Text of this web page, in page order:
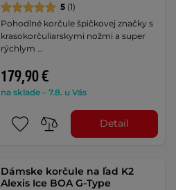
5 (1)
Pohodlné korčule špičkovej značky s
krasokorčuliarskymi nožmi a super
rýchlym …
179,90 €
na sklade – 7.8. u Vás
Detail
Dámske korčule na ľad K2
Alexis Ice BOA G-Type